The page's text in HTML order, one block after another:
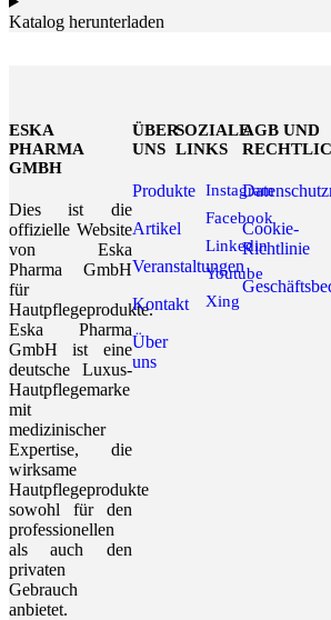
Katalog herunterladen
ESKA
PHARMA
GMBH
Dies ist die
offizielle Website
von Eska
Pharma GmbH
für
Hautpflegeprodukte.
Eska Pharma
GmbH ist eine
deutsche Luxus-
Hautpflegemarke
mit
medizinischer
Expertise, die
wirksame
Hautpflegeprodukte
sowohl für den
professionellen
als auch den
privaten
Gebrauch
anbietet.
ÜBER
UNS
Produkte
Artikel
Veranstaltungen
Kontakt
Über
uns
SOZIALE
LINKS
Instagram
Facebook
Linkedin
Youtube
Xing
AGB UND
Cookie-
Richtlinie